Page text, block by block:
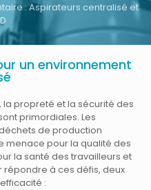
: Aspirateurs centralisé et
un environnement
la propreté et la sécurité des
primordiales. Les
de production
menace pour la qualité des
la santé des travailleurs et
répondre à ces défis, deux
: